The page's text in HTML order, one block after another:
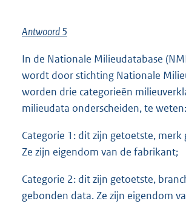
Antwoord 5
In de Nationale Milieudatabase
wordt door stichting Nationale
worden drie categorieën
milieudata onderscheiden, te weten:
Categorie 1: dit zijn getoetste,
Ze zijn eigendom van de fabrikant;
Categorie 2: dit zijn getoetste,
gebonden data. Ze zijn eigendom